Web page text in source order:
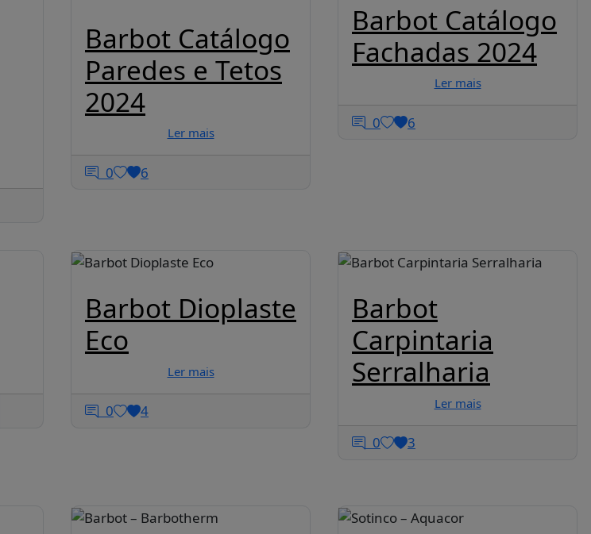
Barbot Catálogo
Paredes e Tetos
2024
Ler mais
0 6
Barbot Catálogo
Fachadas 2024
Ler mais
0 6
Barbot Dioplaste
Eco
Ler mais
0 4
Barbot
Carpintaria
Serralharia
Ler mais
0 3